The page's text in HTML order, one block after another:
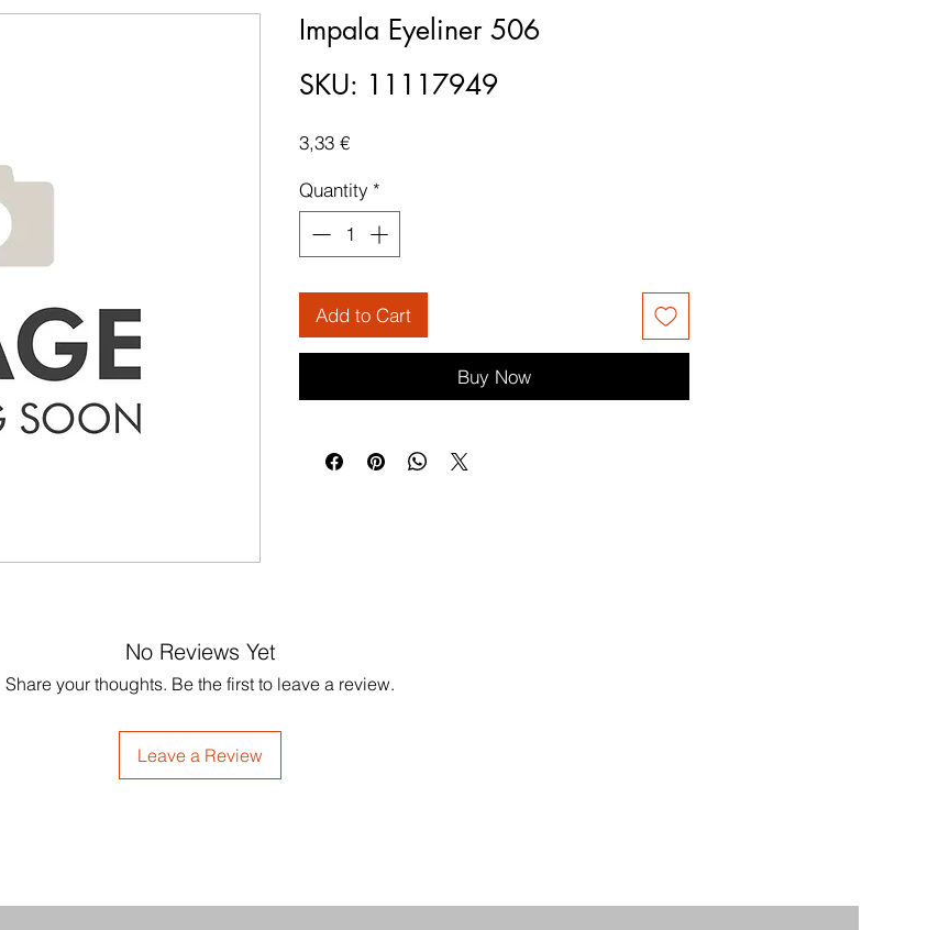
Impala Eyeliner 506
SKU: 11117949
3,33 €Price
Quantity *
Add to Cart
Buy Now
No Reviews Yet
Share your thoughts. Be the first to leave a review.
Leave a Review